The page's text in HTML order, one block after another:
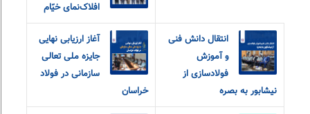
افلاک‌نمای خیّام
انتقال دانش فنی
و آموزش
فولادسازی از
نیشابور به بصره
آغاز ارزیابی نهایی
جایزه ملی تعالی
سازمانی در فولاد
خراسان